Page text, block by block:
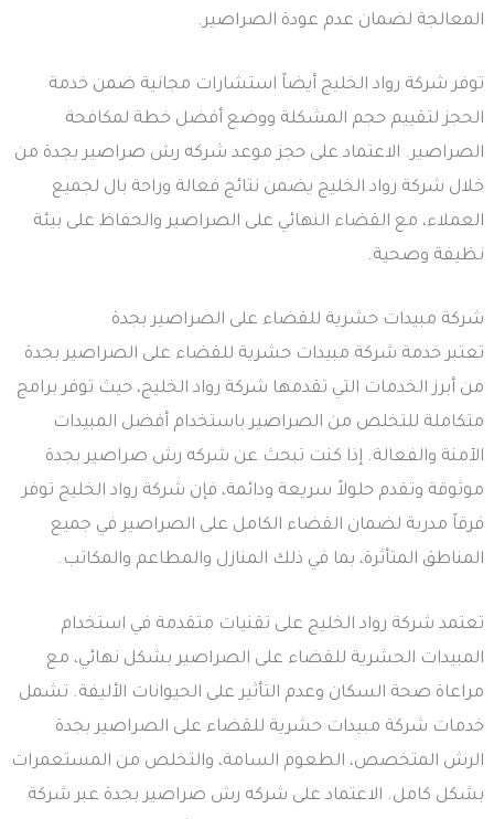
المعالجة لضمان عدم عودة الصراصير.
توفر شركة رواد الخليج أيضاً استشارات مجانية ضمن خدمة
الحجز لتقييم حجم المشكلة ووضع أفضل خطة لمكافحة
الصراصير. الاعتماد على حجز موعد شركه رش صراصير بجدة من
خلال شركة رواد الخليج يضمن نتائج فعالة وراحة بال لجميع
العملاء، مع القضاء النهائي على الصراصير والحفاظ على بيئة
نظيفة وصحية.
شركة مبيدات حشرية للقضاء على الصراصير بجدة
تعتبر خدمة شركة مبيدات حشرية للقضاء على الصراصير بجدة
من أبرز الخدمات التي تقدمها شركة رواد الخليج، حيث توفر برامج
متكاملة للتخلص من الصراصير باستخدام أفضل المبيدات
الآمنة والفعالة. إذا كنت تبحث عن شركه رش صراصير بجدة
موثوقة وتقدم حلولاً سريعة ودائمة، فإن شركة رواد الخليج توفر
فرقاً مدربة لضمان القضاء الكامل على الصراصير في جميع
المناطق المتأثرة، بما في ذلك المنازل والمطاعم والمكاتب.
تعتمد شركة رواد الخليج على تقنيات متقدمة في استخدام
المبيدات الحشرية للقضاء على الصراصير بشكل نهائي، مع
مراعاة صحة السكان وعدم التأثير على الحيوانات الأليفة. تشمل
خدمات شركة مبيدات حشرية للقضاء على الصراصير بجدة
الرش المتخصص، الطعوم السامة، والتخلص من المستعمرات
بشكل كامل. الاعتماد على شركه رش صراصير بجدة عبر شركة